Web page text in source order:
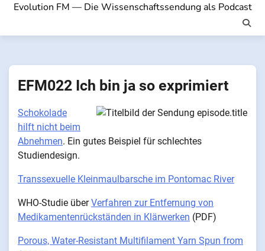
Evolution FM — Die Wissenschaftssendung als Podcast
EFM022 Ich bin ja so exprimiert
Schokolade
hilft nicht beim
Abnehmen. Ein gutes Beispiel für schlechtes
Studiendesign.
Transsexuelle Kleinmaulbarsche im Pontomac River
WHO-Studie überVerfahren zur Entfernung von
Medikamentenrückständen in Klärwerken (PDF)
Porous, Water-Resistant Multifilament Yarn Spun from